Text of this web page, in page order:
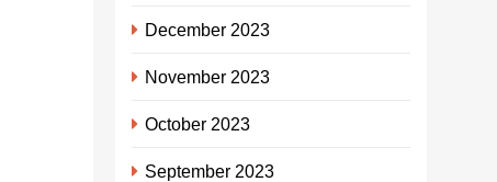
मनाई गई
दीपावली।
admin
3
0
1
December 2023
November 2023
October 2023
September 2023